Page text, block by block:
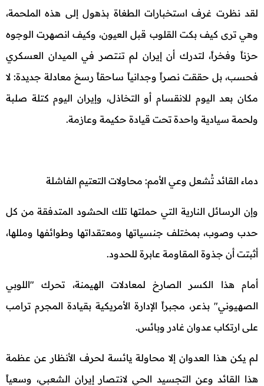
لقد نظرت غرف استخبارات الطغاة بذهول إلى هذه الملحمة،
وهي ترى كيف بكت القلوب قبل العيون، وكيف انصهرت الوجوه
حزناً وفخراً، لتدرك أن إيران لم تنتصر في الميدان العسكري
فحسب، بل حققت نصراً وجدانياً ساحقاً رسخ معادلة جديدة: لا
مكان بعد اليوم للانقسام أو التخاذل، وإيران اليوم كتلة صلبة
ولحمة سيادية واحدة تحت قيادة حكيمة وعازمة.
دماء القائد تُشعل وعي الأمم: محاولات التعتيم الفاشلة
وإن الرسائل النارية التي حملتها تلك الحشود المتدفقة من كل
حدب وصوب، بمختلف جنسياتها ومعتقداتها وطوائفها ومللها،
أثبتت أن جذوة المقاومة عابرة للحدود.
أمام هذا الكسر الصارخ لمعادلات الهيمنة، تحرك "اللوبي
الصهيوني" بذعر، مجبراً الإدارة الأمريكية بقيادة المجرم ترامب
على ارتكاب عدوان غادر وبائس.
لم يكن هذا العدوان إلا محاولة يائسة لحرف الأنظار عن عظمة
هذا القائد وعن التجسيد الحي لانتصار إيران الشعبي، وسعياً